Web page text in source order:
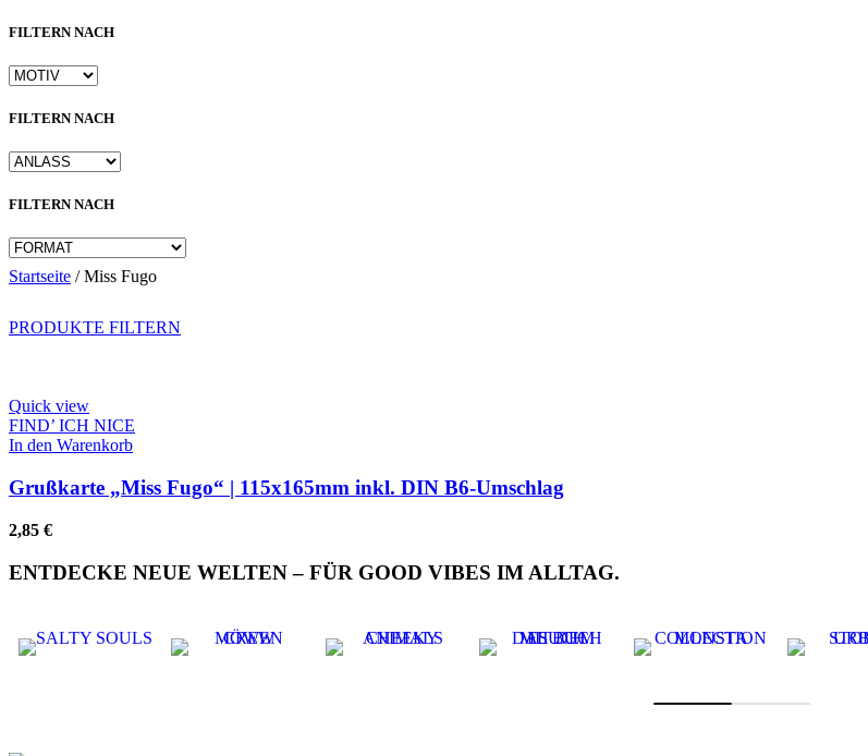
FILTERN NACH
FILTERN NACH
FILTERN NACH
Startseite /Miss Fugo
PRODUKTE FILTERN
Quick view
FIND’ ICH NICE
In den Warenkorb
Grußkarte „Miss Fugo“ | 115x165mm inkl. DIN B6-Umschlag
2,85 €
ENTDECKE NEUE WELTEN – FÜR GOOD VIBES IM ALLTAG.